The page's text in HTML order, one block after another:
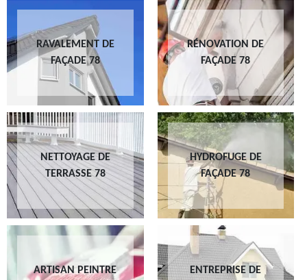
RAVALEMENT DE
FAÇADE 78
RÉNOVATION DE
FAÇADE 78
NETTOYAGE DE
TERRASSE 78
HYDROFUGE DE
FAÇADE 78
ARTISAN PEINTRE
ENTREPRISE DE